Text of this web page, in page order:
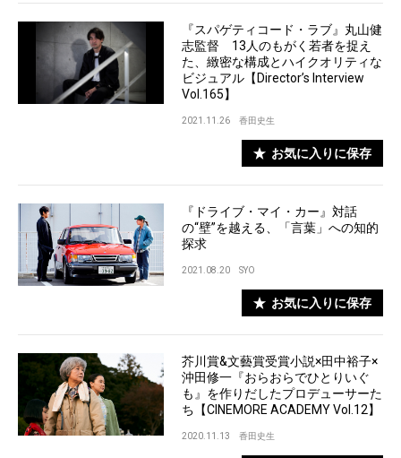
『スパゲティコード・ラブ』丸山健
志監督 13人のもがく若者を捉え
た、緻密な構成とハイクオリティな
ビジュアル【Director’s Interview
Vol.165】
2021.11.26 香田史生
お気に入りに保存
『ドライブ・マイ・カー』対話
の“壁”を越える、「言葉」への知的
探求
2021.08.20 SYO
お気に入りに保存
芥川賞&文藝賞受賞小説×田中裕子×
沖田修一『おらおらでひとりいぐ
も』を作りだしたプロデューサーた
ち【CINEMORE ACADEMY Vol.12】
2020.11.13 香田史生